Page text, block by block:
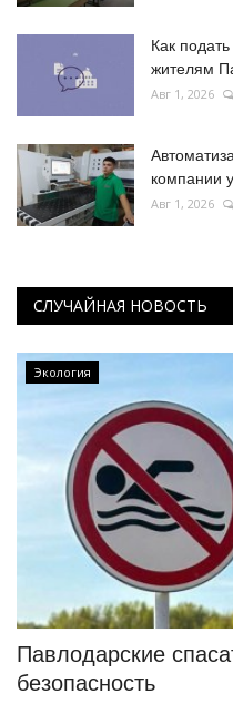
Как
жителям
Авг 1, 2026
компании
Авг 1, 2026
СЛУЧАЙНАЯ НОВОСТЬ
Экология
Павлодарские
безопасность